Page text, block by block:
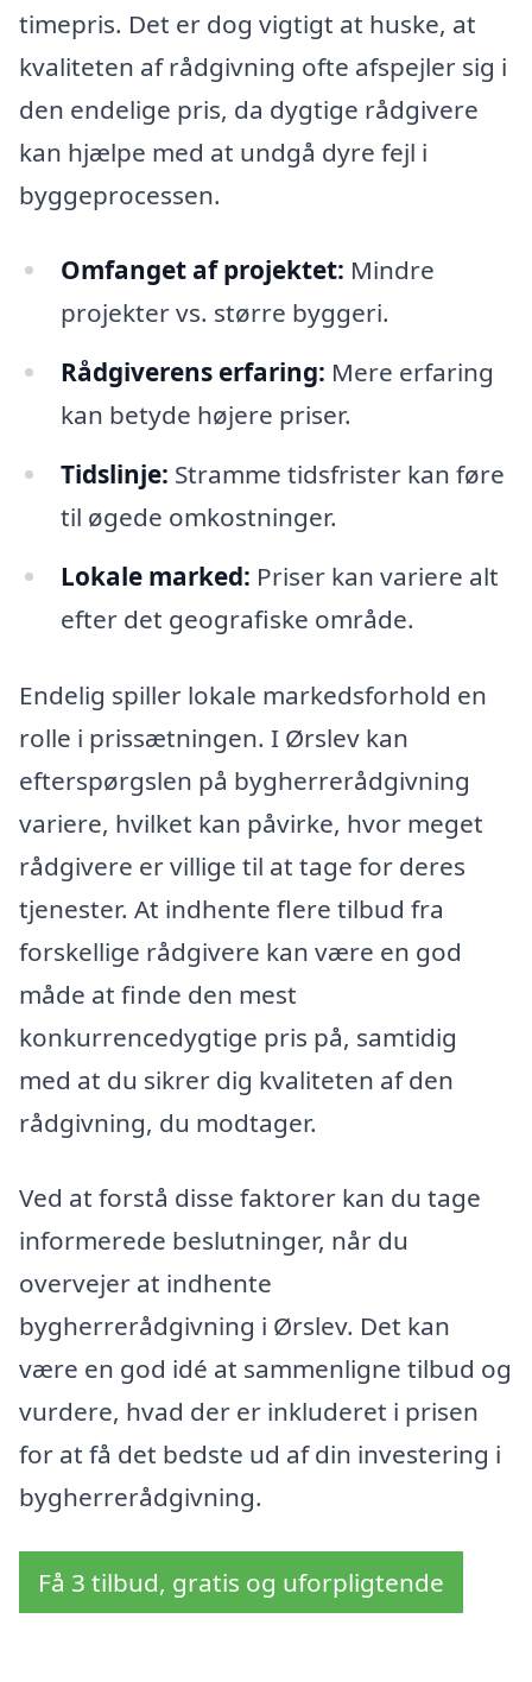
timepris. Det er dog vigtigt at huske, at
kvaliteten af rådgivning ofte afspejler sig i
den endelige pris, da dygtige rådgivere
kan hjælpe med at undgå dyre fejl i
byggeprocessen.
Omfanget af projektet: Mindre
projekter vs. større byggeri.
Rådgiverens erfaring: Mere erfaring
kan betyde højere priser.
Tidslinje: Stramme tidsfrister kan føre
til øgede omkostninger.
Lokale marked: Priser kan variere alt
efter det geografiske område.
Endelig spiller lokale markedsforhold en
rolle i prissætningen. I Ørslev kan
efterspørgslen på bygherrerådgivning
variere, hvilket kan påvirke, hvor meget
rådgivere er villige til at tage for deres
tjenester. At indhente flere tilbud fra
forskellige rådgivere kan være en god
måde at finde den mest
konkurrencedygtige pris på, samtidig
med at du sikrer dig kvaliteten af den
rådgivning, du modtager.
Ved at forstå disse faktorer kan du tage
informerede beslutninger, når du
overvejer at indhente
bygherrerådgivning i Ørslev. Det kan
være en god idé at sammenligne tilbud og
vurdere, hvad der er inkluderet i prisen
for at få det bedste ud af din investering i
bygherrerådgivning.
Få 3 tilbud, gratis og uforpligtende